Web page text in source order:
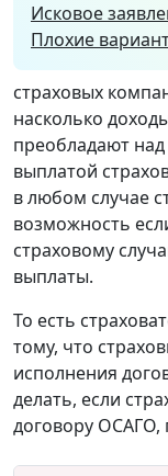
Исковое
Плохие
страховых
насколько
преобладают
выплатой
в любом случае
возможность
страховому
выплаты.
То есть
тому, что
исполнения
делать, если
договору